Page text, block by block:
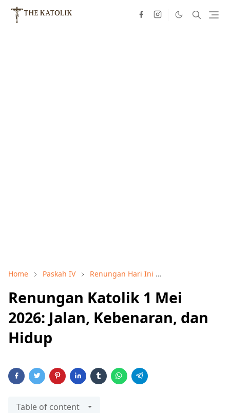
Home Paskah IV Renungan Hari Ini
Renungan Katolik 1 Mei
2026: Jalan, Kebenaran, dan
Hidup
Table of content